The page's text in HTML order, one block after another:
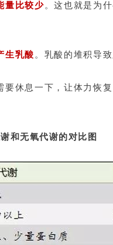
量比较少。这也就是为
生乳酸 。乳酸的堆积导
要休息一下，让体力恢
和无氧代谢的对比图